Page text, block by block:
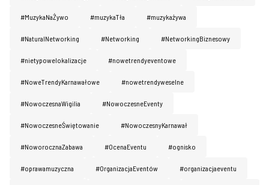
#MuzykaNaŻywo #muzykaTła #muzykażywa
#NaturaINetworking #Networking #NetworkingBiznesowy
#nietypowelokalizacje #nowetrendyeventowe
#NoweTrendyKarnawałowe #nowetrendyweselne
#NowoczesnaWigilia #NowoczesneEventy
#NowoczesneŚwiętowanie #NowoczesnyKarnawał
#NoworocznaZabawa #OcenaEventu #ognisko
#oprawamuzyczna #OrganizacjaEventów #organizacjaeventu